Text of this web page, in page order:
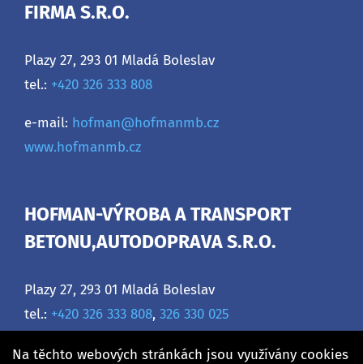
FIRMA S.R.O.
Plazy 27, 293 01 Mladá Boleslav
tel.: +420 326 333 808
e-mail: hofman@hofmanmb.cz
www.hofmanmb.cz
HOFMAN-VÝROBA A TRANSPORT
BETONU,AUTODOPRAVA S.R.O.
Plazy 27, 293 01 Mladá Boleslav
tel.: +420 326 333 808, 326 330 025
e-mail: hofman@hofmanmb.cz
Na těchto webových stránkách jsou využívány cookies